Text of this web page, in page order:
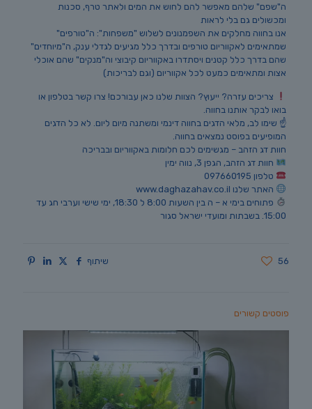
ה"שפם" שלהם מאפשר להם לחוש את המים ולאתר טרף, סכנות
ומכשולים גם בלי לראות
אנו בחווה מחלקים את השפמנונים לשלוש "משפחות": ה"טורפים"
שמתאימים לאקווריום טורפים ובדרך כלל מגיעים לגדלי ענק, ה"מיוחדים"
שהם בדרך כלל קטנים ויסתדרו באקווריום קיבוצי וה"מנקים" שהם אוכלי
אצות ומתאימים כמעט לכל אקווריום (וגם לבריכות)
צריכים עזרה? ייעוץ? הצוות שלנו כאן עבורכם! צרו קשר בטלפון או
בואו לבקר אותנו בחווה.
☝️ שימו לב, מלאי הדגים בחווה דינמי ומשתנה מיום ליום. לא כל הדגים
המופיעים בפוסט נמצאים בחווה.
חוות דג הזהב – מגשימים לכם חלומות באקווריום ובבריכה
חוות דג הזהב, הגפן 3, נווה ימין
טלפון 097660195
האתר שלנו www.daghazahav.co.il
פתוחים בימי א – ה בין השעות 8:00 ל 18:30, ימי שישי וערבי חג עד
15:00. בשבתות ומועדי ישראל סגור
שיתוף 56
פוסטים קשורים